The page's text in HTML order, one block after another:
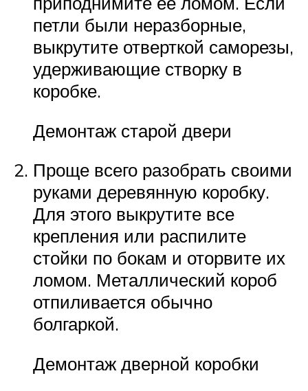
петли были неразборные,
выкрутите отверткой саморезы,
удерживающие створку в
коробке.
Демонтаж старой двери
Проще всего разобрать своими
руками деревянную коробку.
Для этого выкрутите все
крепления или распилите
стойки по бокам и оторвите их
ломом. Металлический короб
отпиливается обычно
болгаркой.
Демонтаж дверной коробки